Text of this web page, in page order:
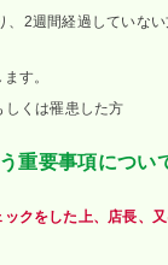
、2週間経過していな
す。
くは罹患した方
重要事項につい
クをした上、店長、